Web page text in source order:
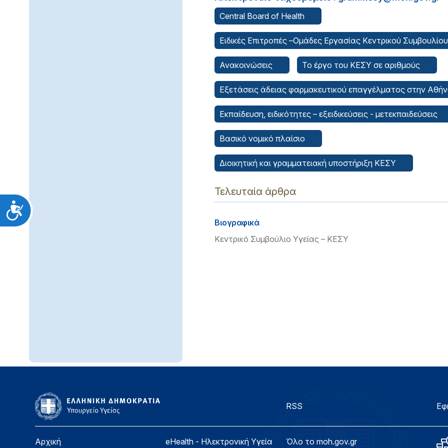
Προσιτότητα
Central Board of Health
Ειδικές Επιτροπές –Ομάδες Εργασίας Κεντρικού
Ανακοινώσεις Το έργο του ΚΕΣΥ σε αριθμούς
Εξετάσεις άδειας φαρμακευτικού επαγγέλματος στην
Εκπαίδευση, ειδικότητες – εξειδικεύσεις - μετεκπαιδεύσεις
Βασικό νομικό πλαίσιο
Διοικητική και γραμματειακή υποστήριξη ΚΕΣΥ
Τελευταία άρθρα
Βιογραφικά
Κεντρικό Συμβούλιο Υγείας – ΚΕΣΥ
Αρχική eHealth - Ηλεκτρονική Υγεία
RSS
Όλο το moh.gov.gr